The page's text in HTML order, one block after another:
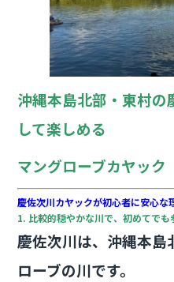
沖縄本島北部・東村
して楽しめる
マングローブカヤック
慶佐次川カヤックが初心者に安心な
1. 比較的穏やかな川で、初めてでも
慶佐次川は、沖縄本島
ローブの川です。